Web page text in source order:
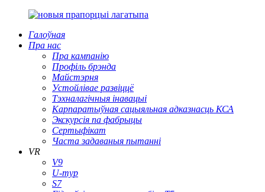
Галоўная
Пра нас
Пра кампанію
Профіль брэнда
Майстэрня
Устойлівае развіццё
Тэхналагічныя інавацыі
Карпаратыўная сацыяльная адказнасць КСА
Экскурсія па фабрыцы
Сертыфікат
Часта задаваныя пытанні
VR
V9
U-тур
S7